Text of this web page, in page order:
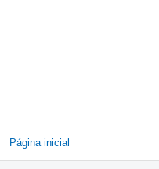
Página inicial